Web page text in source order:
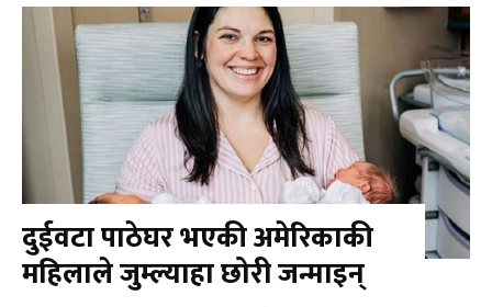
दुईवटा पाठेघर भएकी अमेरिकाकी
महिलाले जुम्ल्याहा छोरी जन्माइन्